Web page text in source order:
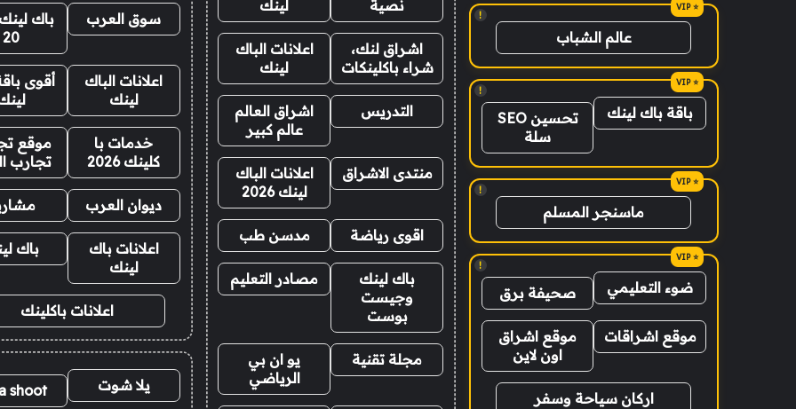
!
عالم الشباب
!
باقة باك لينك
تحسين SEO
سلة
!
ماسنجر المسلم
!
ضوء التعليمي صحيفة برق
موقع اشراقات
موقع اشراق
اون لاين
اركان سياحة وسفر
نصية
لينك
اشراق لنك،
شراء باكلينكات
اعلانات الباك
لينك
التدريس
اشراق العالم
عالم كبير
منتدى الاشراق
اعلانات الباك
لينك 2026
اقوى رياضة مدسن طب
باك لينك
وجيست
بوست
مصادر التعليم
مجلة تقنية
يو ان بي
الرياضي
سوق العرب
باك
20
اعلانات الباك
لينك
أقوى
خدمات با
كلينك 2026
موقع
تجارب
ديوان العرب
اعلانات باك
لينك
باك
اعلانات باكلينك
يلا شوت shoot